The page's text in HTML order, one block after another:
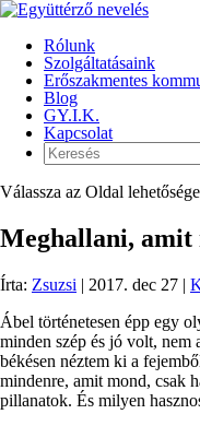
Rólunk
Szolgáltatásaink
Erőszakmentes
Blog
GY.I.K.
Kapcsolat
Válassza az Oldal
Meghallani, amit
Írta: Zsuzsi | 2017. dec 27 |
Ábel történetesen épp egy
minden szép és jó volt, nem
békésen néztem ki a
mindenre, amit mond, csak
pillanatok. És milyen